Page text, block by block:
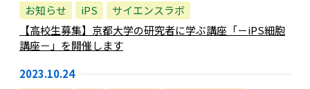
お知らせ
iPS
サイエンスラボ
【高校生募集】京都大学の研究者に学ぶ講座「－iPS細胞
講座－」を開催します
2023.10.24